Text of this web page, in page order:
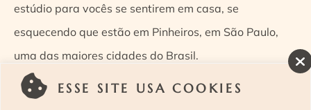
ESSE SITE USA COOKIES
estúdio para vocês se sentirem em casa, se
esquecendo que estão em Pinheiros, em São Paulo,
uma das maiores cidades do Brasil.
Para completar, eu garanto a entrega de um belíssimo